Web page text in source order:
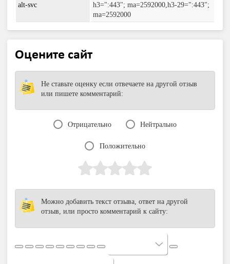
alt-svc
h3=":443"; ma=2592000,h3-29=":443";
ma=2592000
Оцените сайт
Не ставьте оценку если отвечаете на другой отзыв
или пишете комментарий:
Отрицательно Нейтрально
Положительно
Можно добавить текст отзыва, ответ на другой
отзыв, или просто комментарий к сайту: